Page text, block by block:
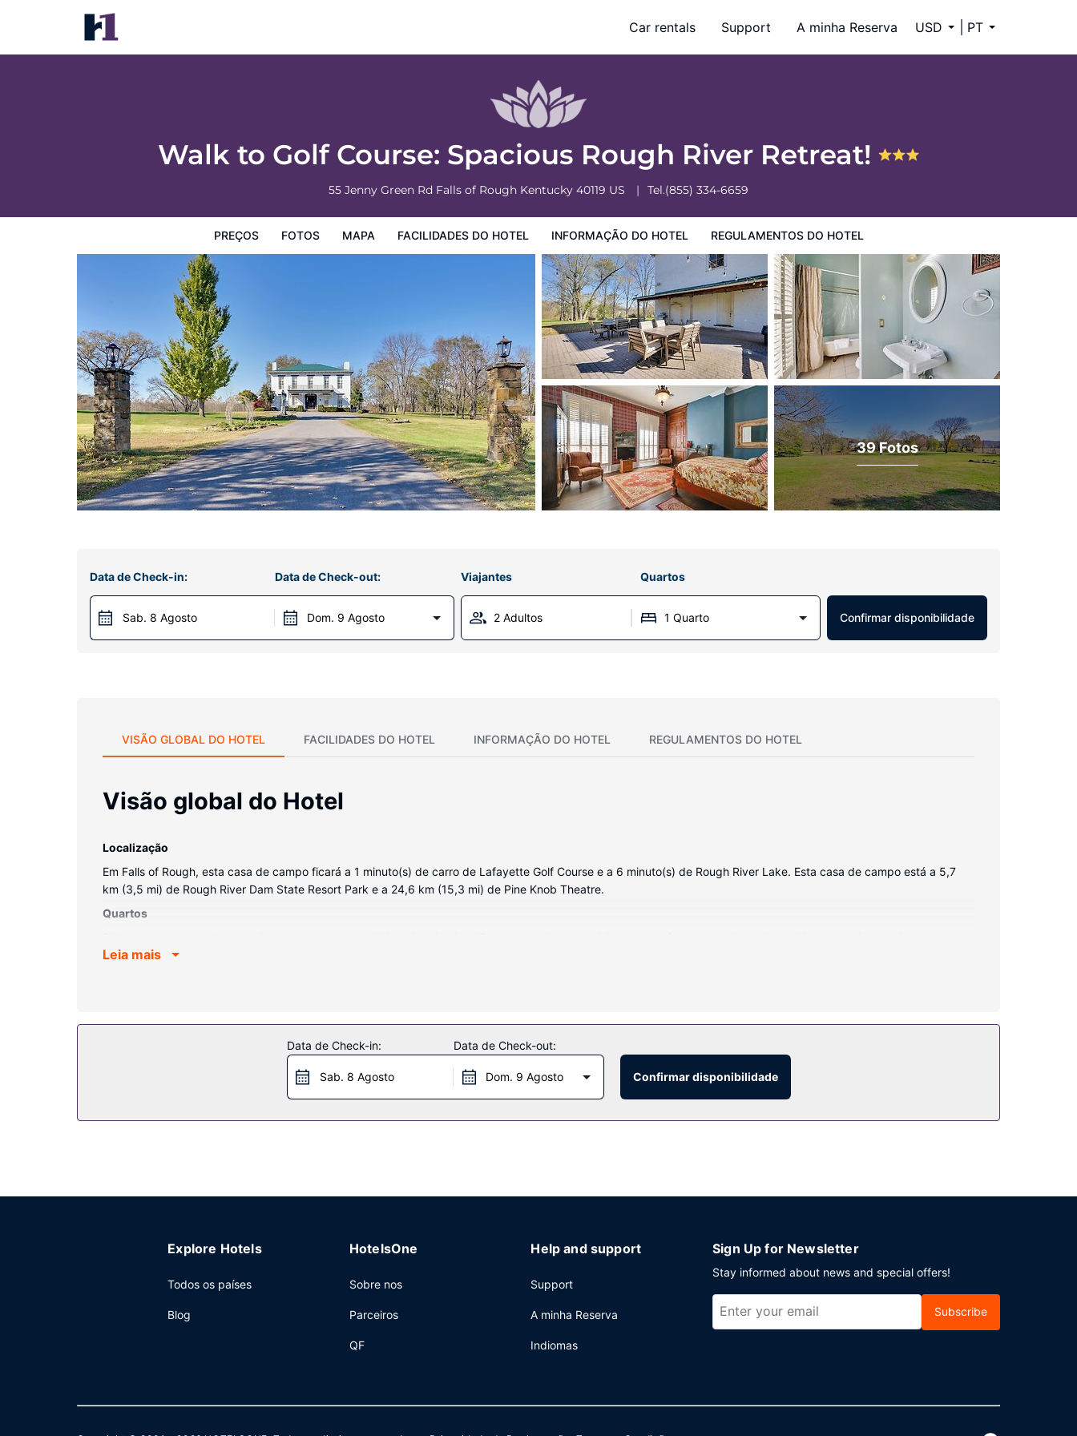
Car rentals Support A minha Reserva USD PT
Walk to Golf Course: Spacious Rough River Retreat!
55 Jenny Green Rd Falls of Rough Kentucky 40119 US Tel.(855) 334-6659
PREÇOS FOTOS MAPA FACILIDADES DO HOTEL INFORMAÇÃO DO HOTEL REGULAMENTOS DO HOTEL
Walk to Golf Course: Spacious Rough River Retreat!
Preços
39 Fotos
Data de Check-in:
Sab. 8 Agosto
Data de Check-out:
Dom. 9 Agosto
Viajantes Quartos
2 Adultos 1 Quarto Confirmar disponibilidade
VISÃO GLOBAL DO HOTEL FACILIDADES DO HOTEL INFORMAÇÃO DO HOTEL REGULAMENTOS DO HOTEL
Visão global do Hotel
Localização
Em Falls of Rough, esta casa de campo ficará a 1 minuto(s) de carro de Lafayette Golf Course e a 6 minuto(s) de Rough River Lake. Esta casa de campo está a 5,7
km (3,5 mi) de Rough River Dam State Resort Park e a 24,6 km (15,3 mi) de Pine Knob Theatre.
Quartos
Serviço do hotel
Leia mais
Data de Check-in:
Sab. 8 Agosto
Data de Check-out:
Dom. 9 Agosto Confirmar disponibilidade
Explore Hotels
Todos os países
Blog
HotelsOne
Sobre nos
Parceiros
QF
Help and support
Support
A minha Reserva
Indiomas
Sign Up for Newsletter
Stay informed about news and special offers!
Subscribe